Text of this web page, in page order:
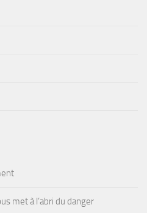
met à l’abri du danger